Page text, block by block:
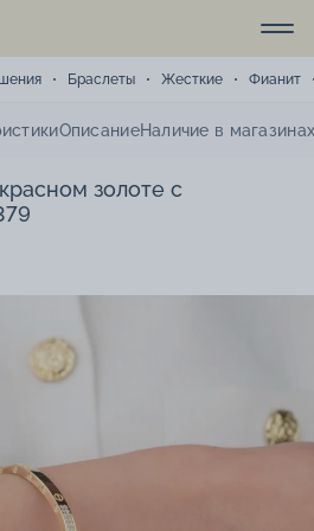
Браслеты Жесткие Фианит
ОписаниеНаличие в
золоте с